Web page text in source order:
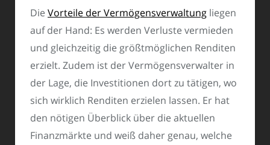
Die Vorteile der Vermögensverwaltung liegen
auf der Hand: Es werden Verluste vermieden
und gleichzeitig die größtmöglichen Renditen
erzielt. Zudem ist der Vermögensverwalter in
der Lage, die Investitionen dort zu tätigen, wo
sich wirklich Renditen erzielen lassen. Er hat
den nötigen Überblick über die aktuellen
Finanzmärkte und weiß daher genau, welche